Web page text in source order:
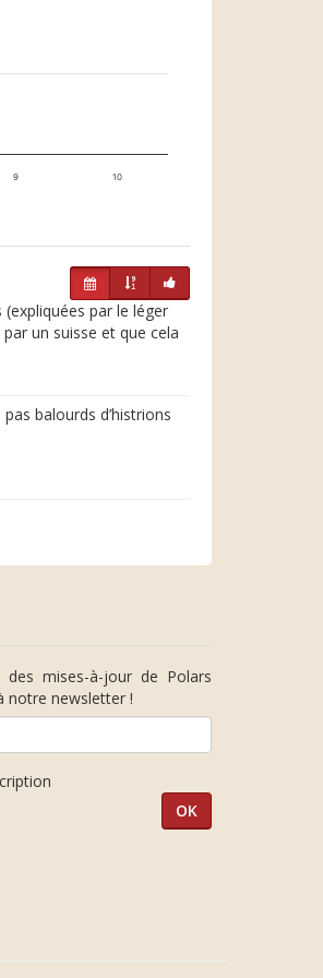
9 10
par le léger
un suisse et que cela
balourds d’histrions
mises-à-jour de Polars
notre newsletter !